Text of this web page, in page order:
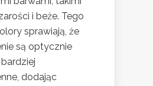
i beże. Tego
sprawiają, że
są optycznie
dodając